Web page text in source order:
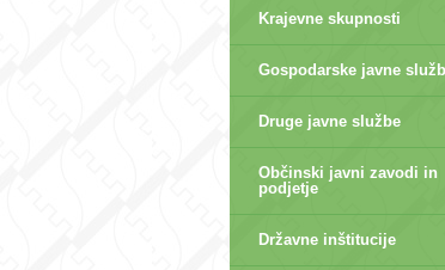
Krajevne skupnosti
Gospodarske javne
Druge javne službe
Občinski javni zavodi in
podjetje
Državne inštitucije